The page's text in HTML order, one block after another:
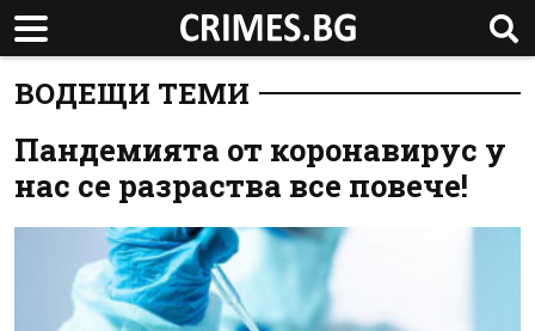
ВОДЕЩИ ТЕМИ
Пандемията от коронавирус у
нас се разраства все повече!